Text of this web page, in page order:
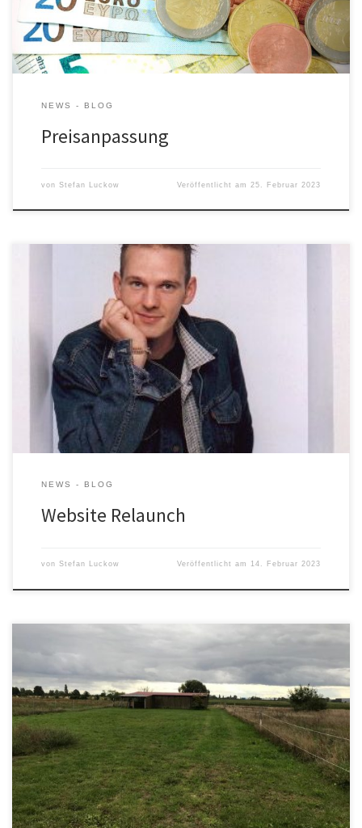
Vergangenheit gilt […]
NEWS - BLOG
Preisanpassung
von Stefan Luckow Veröffentlicht am 25. Februar 2023
Liebe Kunden, liebe Besucher, meine Homepage wird derzeit
noch überarbeitet. Aus diesem Grund sind einige Inhalte noch
nicht online. Das wird sich aber in den nächsten Tagen ändern –
bitte noch etwas Geduld. Und vielen Dank für das Verständnis!
NEWS - BLOG
Website Relaunch
von Stefan Luckow Veröffentlicht am 14. Februar 2023